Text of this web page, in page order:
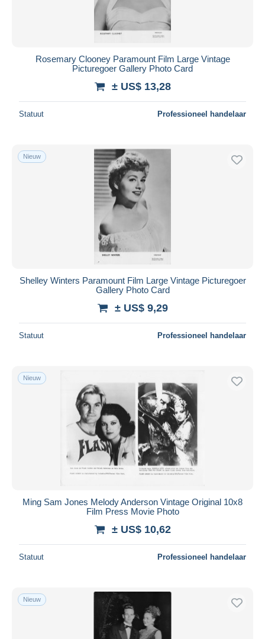
Rosemary Clooney Paramount Film Large Vintage
Picturegoer Gallery Photo Card
± US$ 13,28
Statuut Professioneel handelaar
Nieuw
Shelley Winters Paramount Film Large Vintage Picturegoer
Gallery Photo Card
± US$ 9,29
Statuut Professioneel handelaar
Nieuw
Ming Sam Jones Melody Anderson Vintage Original 10x8
Film Press Movie Photo
± US$ 10,62
Statuut Professioneel handelaar
Nieuw